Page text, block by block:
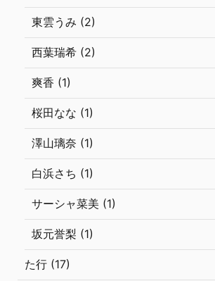
東雲うみ (2)
西葉瑞希 (2)
爽香 (1)
桜田なな (1)
澤山璃奈 (1)
白浜さち (1)
サーシャ菜美 (1)
坂元誉梨 (1)
た行 (17)